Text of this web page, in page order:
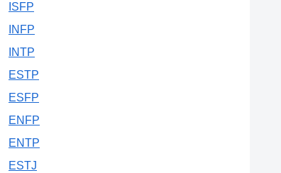
ISFP
INFP
INTP
ESTP
ESFP
ENFP
ENTP
ESTJ